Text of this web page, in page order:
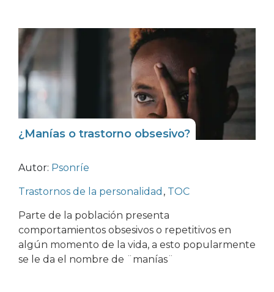
¿Manías o trastorno obsesivo?
Autor: Psonríe
Trastornos de la personalidad, TOC
Parte de la población presenta
comportamientos obsesivos o repetitivos en
algún momento de la vida, a esto popularmente
se le da el nombre de ¨manías¨